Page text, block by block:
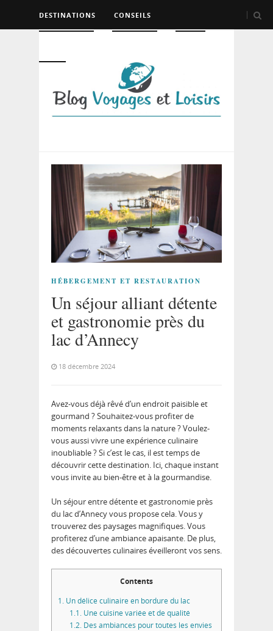
DESTINATIONS CONSEILS
HÉBERGEMENT ET RESTAURATION
Un séjour alliant détente
et gastronomie près du
lac d’Annecy
18 décembre 2024
Avez-vous déjà rêvé d’un endroit paisible et
gourmand ? Souhaitez-vous profiter de
moments relaxants dans la nature ? Voulez-
vous aussi vivre une expérience culinaire
inoubliable ? Si c’est le cas, il est temps de
découvrir cette destination. Ici, chaque instant
vous invite au bien-être et à la gourmandise.
Un séjour entre détente et gastronomie près
du lac d’Annecy vous propose cela. Vous y
trouverez des paysages magnifiques. Vous
profiterez d’une ambiance apaisante. De plus,
des découvertes culinaires éveilleront vos sens.
Contents
1. Un délice culinaire en bordure du lac
1.1.Une cuisine variée et de qualité
1.2.Des ambiances pour toutes les envies